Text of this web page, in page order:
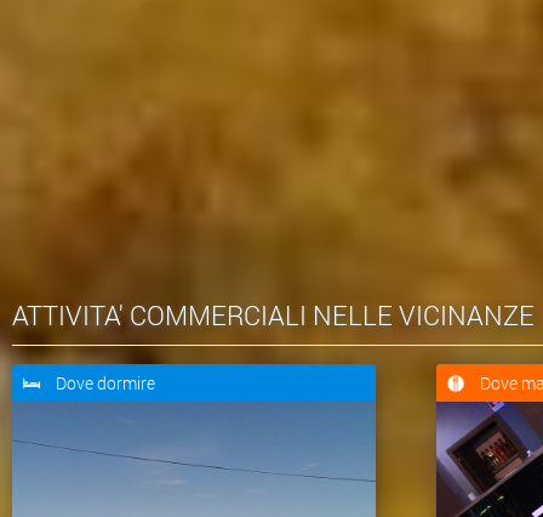
ATTIVITA' COMMERCIALI NELLE VICINANZE
Dove dormire Dove